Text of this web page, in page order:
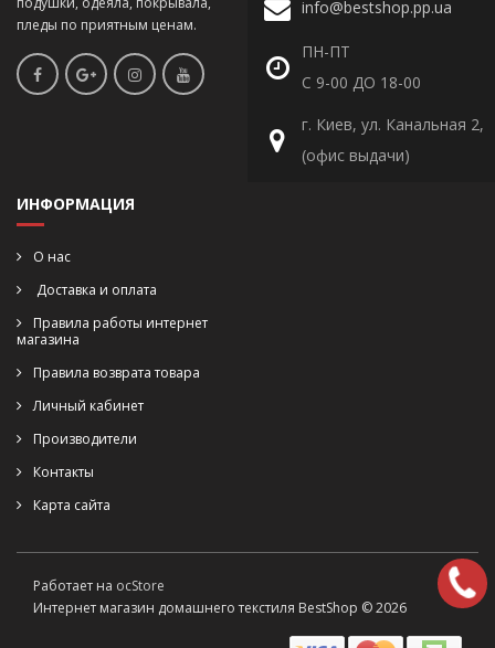
пледы по приятным ценам.
info@bestshop.pp.ua
ПН-ПТ
С 9-00 ДО 18-00
г. Киев, ул. Канальная 2,
(офис выдачи)
ИНФОРМАЦИЯ
О нас
Доставка и оплата
Правила работы интернет
магазина
Правила возврата товара
Личный кабинет
Производители
Контакты
Карта сайта
Работает на ocStore
Интернет магазин домашнего текстиля BestShop © 2026